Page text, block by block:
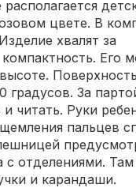
цвете. В
хвалят за
Его
Поверхность
градусов. За
читать. Руки
пальцев
с отделениями.
и карандаши.